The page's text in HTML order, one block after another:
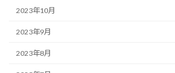
2023年10月
2023年9月
2023年8月